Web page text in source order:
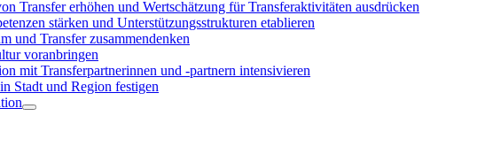
Transfer erhöhen und Wertschätzung für Transferaktivitäten ausdrücken
stärken und Unterstützungsstrukturen etablieren
und Transfer zusammendenken
voranbringen
mit Transferpartnerinnen und -partnern intensivieren
Stadt und Region festigen